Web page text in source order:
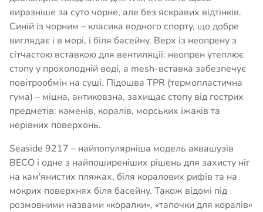
виразніше за суто чорне, але без яскравих відтінків.
Синій із чорним – класика водного спорту, що добре
виглядає і в морі, і біля басейну. Верх із неопрену з
сітчастою вставкою для вентиляції: неопрен утеплює
стопу у прохолодній воді, а mesh-вставка забезпечує
повітрообмін на суші. Підошва TPR (термопластична
гума) – міцна, антиковзна, захищає стопу від гострих
предметів: каменів, коралів, морських їжаків та
нерівних поверхонь.
Seaside 9217 – найпопулярніша модель аквашузів
BECO і одне з найпоширеніших рішень для захисту ніг
на кам'янистих пляжах, біля коралових рифів та на
мокрих поверхнях біля басейну. Також відомі під
розмовними назвами «коралки», «тапочки для коралів»